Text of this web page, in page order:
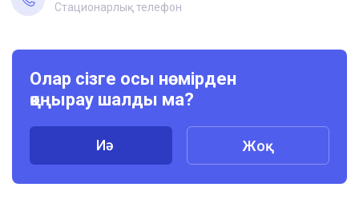
Стационарлық телефон
Олар сізге осы нөмірден
қоңырау шалды ма?
Иә Жоқ